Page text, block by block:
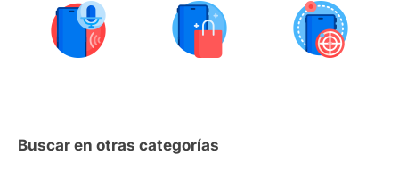
Buscar en otras categorías